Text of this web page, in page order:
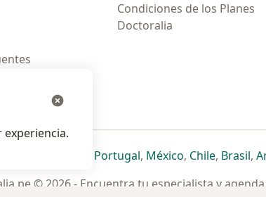
Condiciones de los Planes
Doctoralia
una nueva pestaña
en una nueva pestaña
se abre en una nueva pestaña
se abre en una nueva pestaña
Portugalse abre en una nueva
, Méxicose abre en una
, Chilese abre
, Brasilse
,
© 2026 - Encuentra tu especialista y